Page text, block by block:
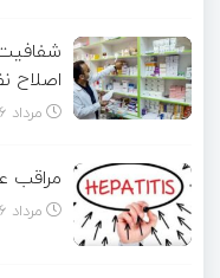
اصلاح
مرداد ۱۶, ۱۴۰۵
مراقب
مرداد ۱۶, ۱۴۰۵